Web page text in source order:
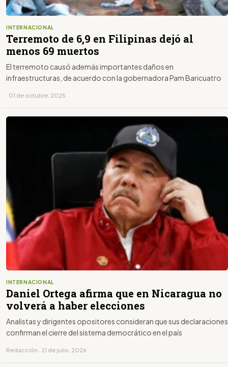
INTERNACIONAL
Terremoto de 6,9 en Filipinas dejó al
menos 69 muertos
El terremoto causó además importantes daños en
infraestructuras, de acuerdo con la gobernadora Pam Baricuatro
· 01 de octubre, 2025
INTERNACIONAL
Daniel Ortega afirma que en Nicaragua no
volverá a haber elecciones
Analistas y dirigentes opositores consideran que sus declaraciones
confirman el cierre del sistema democrático en el país
Redacción · 21 de julio, 2026